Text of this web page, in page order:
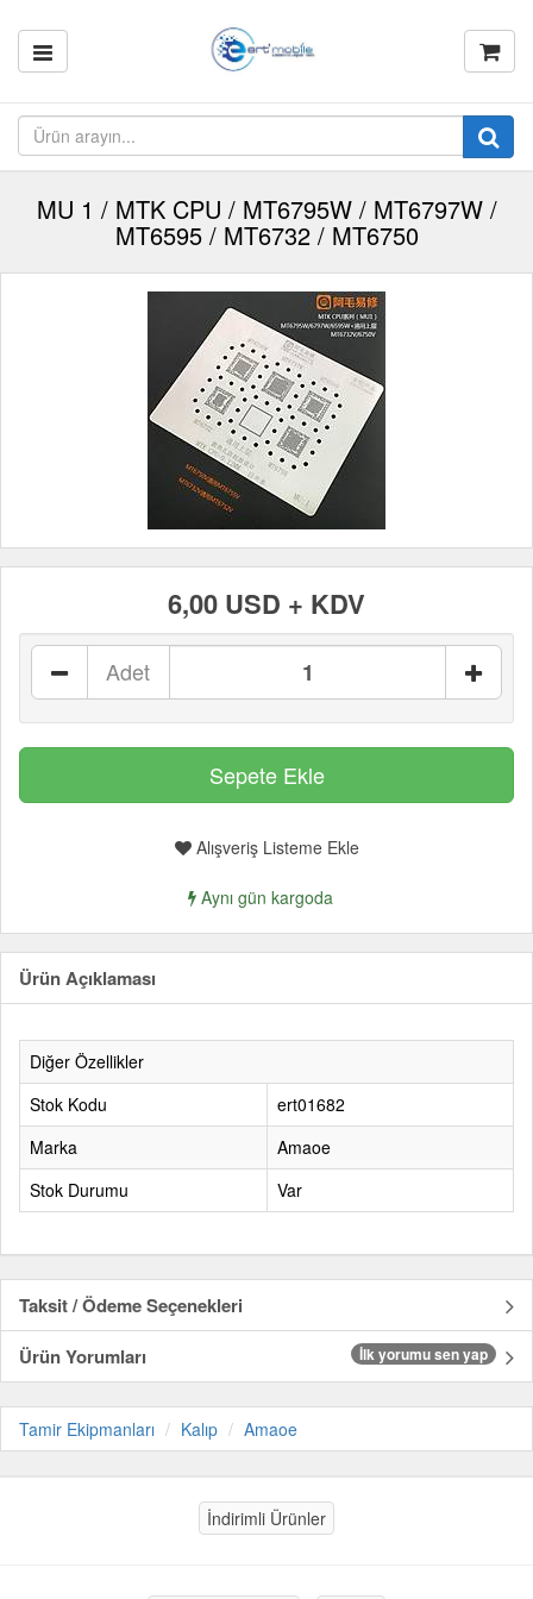
MU 1 / MTK CPU / MT6795W / MT6797W /
MT6595 / MT6732 / MT6750
6,00 USD + KDV
Adet
Alışveriş Listeme Ekle
Aynı gün kargoda
Ürün Açıklaması
Diğer Özellikler
Stok Kodu
ert01682
Marka
Amaoe
Stok Durumu
Var
Taksit / Ödeme Seçenekleri
Ürün Yorumları
İlk yorumu sen yap
Tamir Ekipmanları Kalıp Amaoe
İndirimli Ürünler